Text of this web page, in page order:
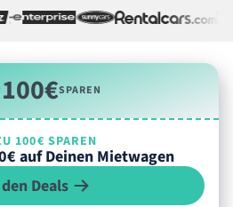
100€SPAREN
100€ SPAREN
auf Deinen Mietwagen
Deals